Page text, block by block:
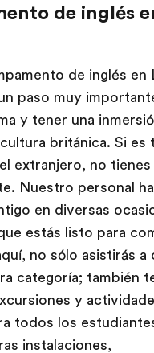
de inglés
de inglés en
paso muy
y tener una
británica. Si es
extranjero, no tienes
Nuestro personal
en diversas
estás listo para
no sólo asistirás a
categoría; también
y
todos los
instalaciones,